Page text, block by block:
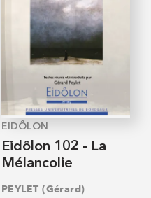
EIDÔLON
Eidôlon 102 - La
Mélancolie
PEYLET (Gérard)